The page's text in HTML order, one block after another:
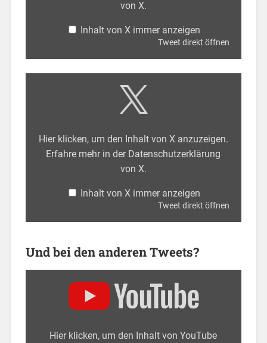
von X.
Inhalt von X immer anzeigen
Tweet direkt öffnen
Hier klicken, um den Inhalt von X anzuzeigen.
Erfahre mehr in der Datenschutzerklärung
von X.
Inhalt von X immer anzeigen
Tweet direkt öffnen
Und bei den anderen Tweets?
Hier klicken, um den Inhalt von YouTube